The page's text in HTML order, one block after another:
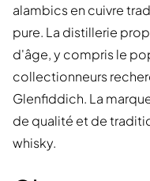
alambics en cuivre
pure. La distillerie
d'âge, y compris le
collectionneurs
Glenfiddich. La
de qualité et de
whisky.